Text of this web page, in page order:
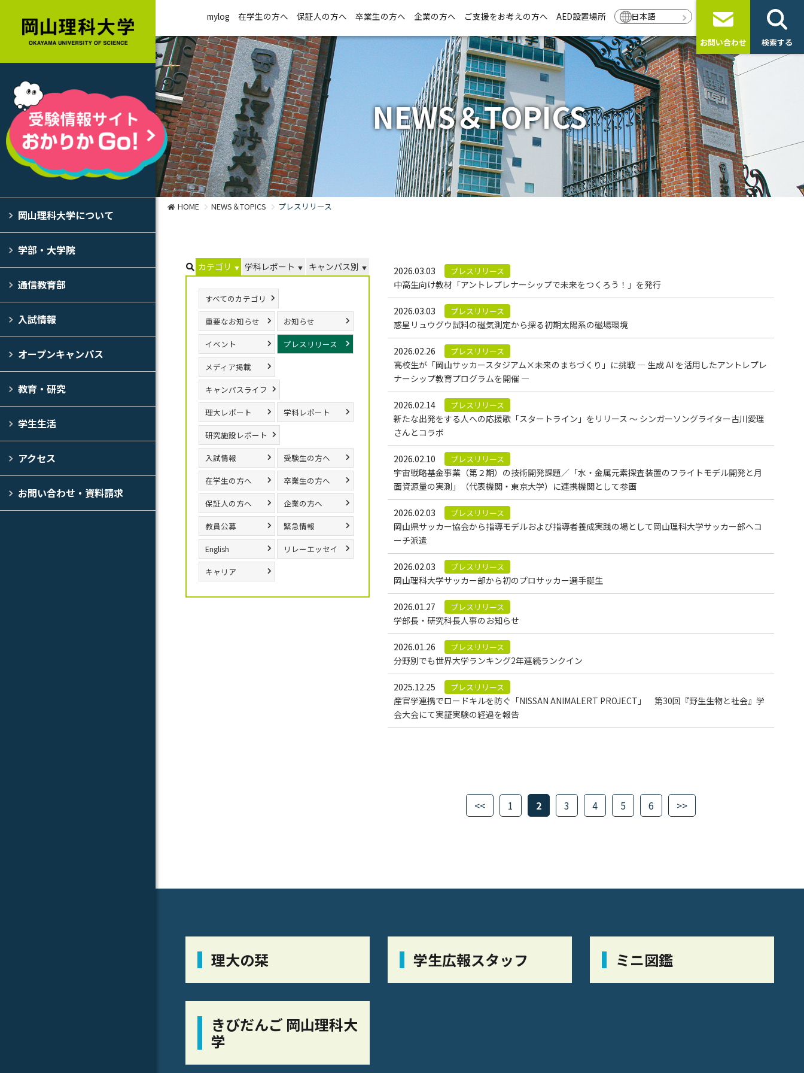
岡山理科大学について
学部・大学院
通信教育部
入試情報
オープンキャンパス
教育・研究
学生生活
アクセス
お問い合わせ・資料請求
mylog 在学生の方へ 保証人の方へ 卒業生の方へ 企業の方へ ご支援をお考えの方へ AED設置場所 日本語
お問い合わせ 検索する
NEWS＆TOPICS
HOME NEWS＆TOPICS プレスリリース
カテゴリ 学科レポート キャンパス別
すべてのカテゴリ
重要なお知らせ
お知らせ
イベント
プレスリリース
メディア掲載
キャンパスライフ
理大レポート
学科レポート
研究施設レポート
入試情報
受験生の方へ
在学生の方へ
卒業生の方へ
保証人の方へ
企業の方へ
教員公募
緊急情報
English
リレーエッセイ
キャリア
2026.03.03 プレスリリース
中高生向け教材「アントレプレナーシップで未来をつくろう！」を発行
2026.03.03 プレスリリース
惑星リュウグウ試料の磁気測定から探る初期太陽系の磁場環境
2026.02.26 プレスリリース
高校生が「岡山サッカースタジアム×未来のまちづくり」に挑戦 ― 生成 AI を活用したアントレプレ
ナーシップ教育プログラムを開催 ―
2026.02.14 プレスリリース
新たな出発をする人への応援歌「スタートライン」をリリース ～ シンガーソングライター古川愛理
さんとコラボ
2026.02.10 プレスリリース
宇宙戦略基金事業（第２期）の技術開発課題／「水・金属元素探査装置のフライトモデル開発と月
面資源量の実測」（代表機関・東京大学）に連携機関として参画
2026.02.03 プレスリリース
岡山県サッカー協会から指導モデルおよび指導者養成実践の場として岡山理科大学サッカー部へコ
ーチ派遣
2026.02.03 プレスリリース
岡山理科大学サッカー部から初のプロサッカー選手誕生
2026.01.27 プレスリリース
学部長・研究科長人事のお知らせ
2026.01.26 プレスリリース
分野別でも世界大学ランキング2年連続ランクイン
2025.12.25 プレスリリース
産官学連携でロードキルを防ぐ「NISSAN ANIMALERT PROJECT」 第30回『野生生物と社会』学
会大会にて実証実験の経過を報告
<< 1 2 3 4 5 6 >>
理大の栞 学生広報スタッフ ミニ図鑑
きびだんご 岡山理科大
学